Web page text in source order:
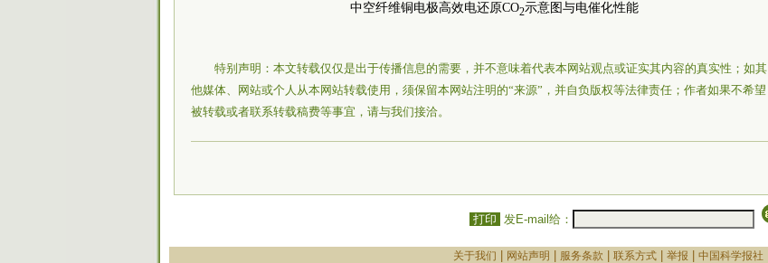
中空纤维铜电极高效电还原CO2示意图与电催化性能
特别声明：本文转载仅仅是出于传播信息的需要，并不意味着代表本网站观点或证实其内容的真实性；如其
他媒体、网站或个人从本网站转载使用，须保留本网站注明的“来源”，并自负版权等法律责任；作者如果不希望
被转载或者联系转载稿费等事宜，请与我们接洽。
打印 发E-mail给：
关于我们 网站声明 服务条款 联系方式| 举报 中国科学报社